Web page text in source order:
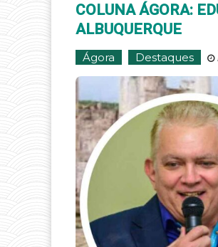
COLUNA ÁGORA:
ALBUQUERQUE
Ágora Destaques